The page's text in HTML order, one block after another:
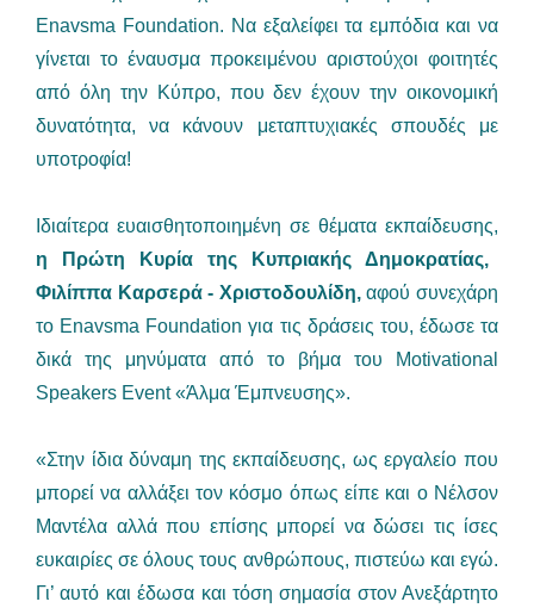
Enavsma Foundation. Nα εξαλείφει τα εμπόδια και να
γίνεται το έναυσμα προκειμένου αριστούχοι φοιτητές
από όλη την Κύπρο, που δεν έχουν την οικονομική
δυνατότητα, να κάνουν μεταπτυχιακές σπουδές με
υποτροφία!
Ιδιαίτερα ευαισθητοποιημένη σε θέματα εκπαίδευσης,
η Πρώτη Κυρία της Κυπριακής Δημοκρατίας,
Φιλίππα Καρσερά - Χριστοδουλίδη,αφού συνεχάρη
το Enavsma Foundation για τις δράσεις του, έδωσε τα
δικά της μηνύματα από το βήμα του Motivational
Speakers Event «Άλμα Έμπνευσης».
«Στην ίδια δύναμη της εκπαίδευσης, ως εργαλείο που
μπορεί να αλλάξει τον κόσμο όπως είπε και ο Νέλσον
Μαντέλα αλλά που επίσης μπορεί να δώσει τις ίσες
ευκαιρίες σε όλους τους ανθρώπους, πιστεύω και εγώ.
Γι’ αυτό και έδωσα και τόση σημασία στον Ανεξάρτητο